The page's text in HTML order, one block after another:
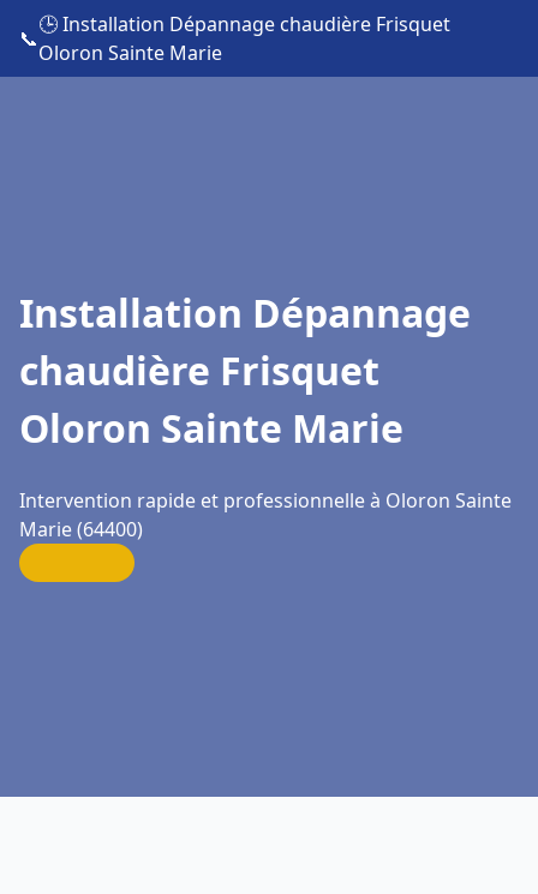
📞
🕒 Installation Dépannage chaudière Frisquet
Oloron Sainte Marie
Installation Dépannage
chaudière Frisquet
Oloron Sainte Marie
Intervention rapide et professionnelle à Oloron Sainte
Marie (64400)